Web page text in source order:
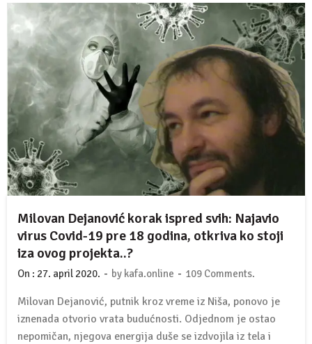
Milovan Dejanović korak ispred svih: Najavio
virus Covid-19 pre 18 godina, otkriva ko stoji
iza ovog projekta..?
On : 27. april 2020. - by kafa.online - 109 Comments.
Milovan Dejanović, putnik kroz vreme iz Niša, ponovo je
iznenada otvorio vrata budućnosti. Odjednom je ostao
nepomičan, njegova energija duše se izdvojila iz tela i